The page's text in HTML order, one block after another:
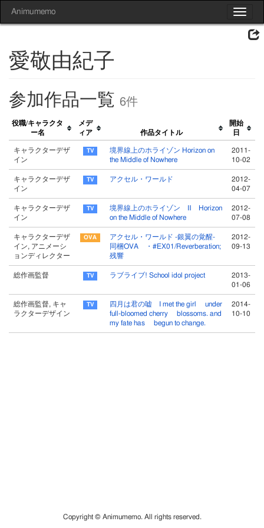
Toggle
Animumemo
愛敬由紀子
参加作品一覧 6件
役職/キャラクタ
ー名
メデ
ィア
作品タイトル
開始
日
キャラクターデザ
イン
境界線上のホライゾン Horizon on
the Middle of Nowhere
2011-
10-02
キャラクターデザ
イン
アクセル・ワールド
2012-
04-07
キャラクターデザ
イン
境界線上のホライゾン Ⅱ Horizon
on the Middle of Nowhere
2012-
07-08
キャラクターデザ
イン, アニメーシ
ョンディレクター
アクセル・ワールド -銀翼の覚醒-
同梱OVA ・#EX01/Reverberation;
残響
2012-
09-13
総作画監督 ラブライブ! School idol project
2013-
01-06
総作画監督, キャ
ラクターデザイン
四月は君の嘘 I met the girl under
full-bloomed cherry blossoms. and
my fate has begun to change.
2014-
10-10
Copyright © Animumemo. All rights reserved.